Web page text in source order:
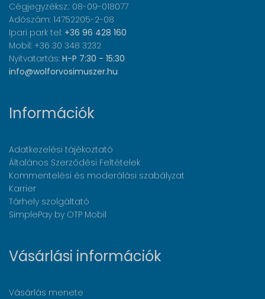
Cégjegyzéksz.: 08-09-018077
Adószám: 14752205-2-08
Ipari park tel: +36 96 428 160
Mobil: +36 30 348 3232
Nyitvatartás: H-P 7:30 - 15:30
info@wolforvosimuszer.hu
Információk
Adatkezelési tájékoztató
Általános Szerződési Feltételek
Kommentelési és moderálási szabályzat
Karrier
Tárhely szolgáltató
SimplePay by OTP Mobil
Vásárlási információk
Vásárlás menete